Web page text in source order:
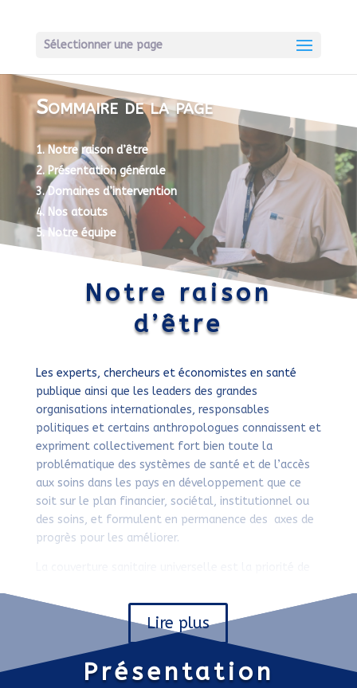
Sélectionner une page
Sommaire de la page
Notre raison d’être
Présentation générale
Domaines d’intervention
Nos atouts
Notre équipe
Notre raison
d’être
Les experts, chercheurs et économistes en santé
publique ainsi que les leaders des grandes
organisations internationales, responsables
politiques et certains anthropologues connaissent et
expriment collectivement fort bien toute la
problématique des systèmes de santé et de l’accès
aux soins dans les pays en développement que ce
soit sur le plan financier, sociétal, institutionnel ou
des soins, et formulent en permanence des axes de
progrès pour les améliorer.
pays d’Afrique de l’Ouest sont engagés dans la
poursuite des actions nécessaires à sa mise en place.
Leurs politiques nationales de santé et plans
nationaux de développement sanitaire ont des
visions clairement définies des améliorations à
Lire plus
Présentation